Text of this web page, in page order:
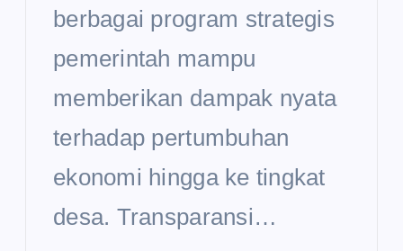
berbagai program strategis
pemerintah mampu
memberikan dampak nyata
terhadap pertumbuhan
ekonomi hingga ke tingkat
desa. Transparansi…